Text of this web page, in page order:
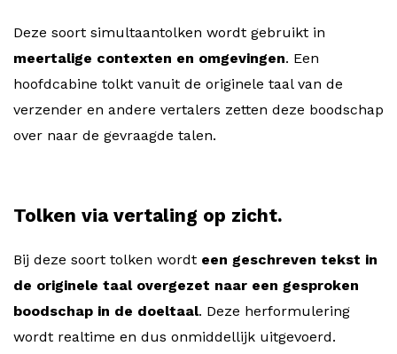
Deze soort simultaantolken wordt gebruikt in
meertalige contexten en omgevingen. Een
hoofdcabine tolkt vanuit de originele taal van de
verzender en andere vertalers zetten deze boodschap
over naar de gevraagde talen.
Tolken via vertaling op zicht.
Bij deze soort tolken wordt een geschreven tekst in
de originele taal overgezet naar een gesproken
boodschap in de doeltaal. Deze herformulering
wordt realtime en dus onmiddellijk uitgevoerd.